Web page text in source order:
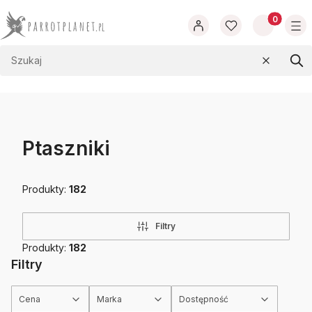
Produkty
Wyczyść
Ptaszniki
Produkty: 182
Filtry
Produkty: 182
Filtry
Cena Marka Dostępność